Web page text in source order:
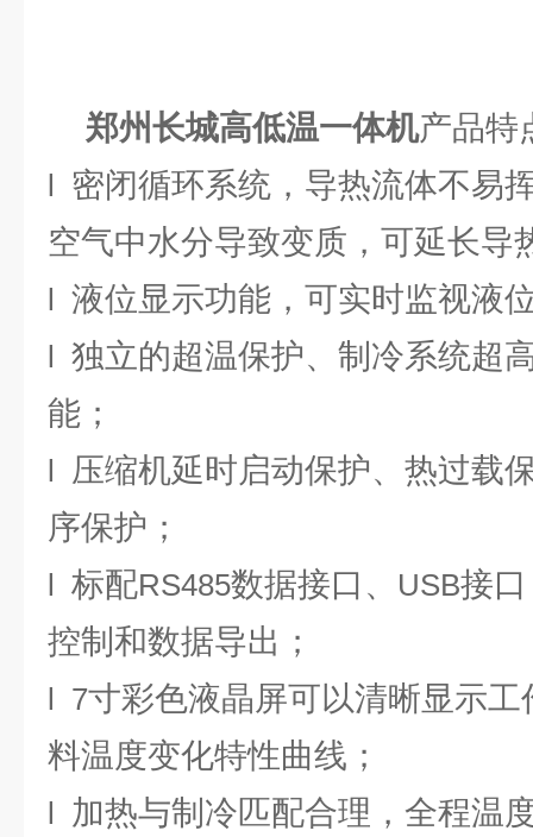
郑州长城高低温一体机产品特
l 密闭循环系统，导热流体不易
空气中水分导致变质，可延长导
l 液位显示功能，可实时监视液
l 独立的超温保护、制冷系统超
能；
l 压缩机延时启动保护、热过载
序保护；
l 标配RS485数据接口、 USB接
控制和数据导出；
l 7寸彩色液晶屏可以清晰显示
料温度变化特性曲线；
l 加热与制冷匹配合理，全程温